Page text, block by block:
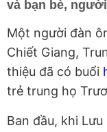
và bạn bè,
Một người đàn
Chiết Giang,
thiệu đã có buổi
trẻ trung họ
Ban đầu, khi